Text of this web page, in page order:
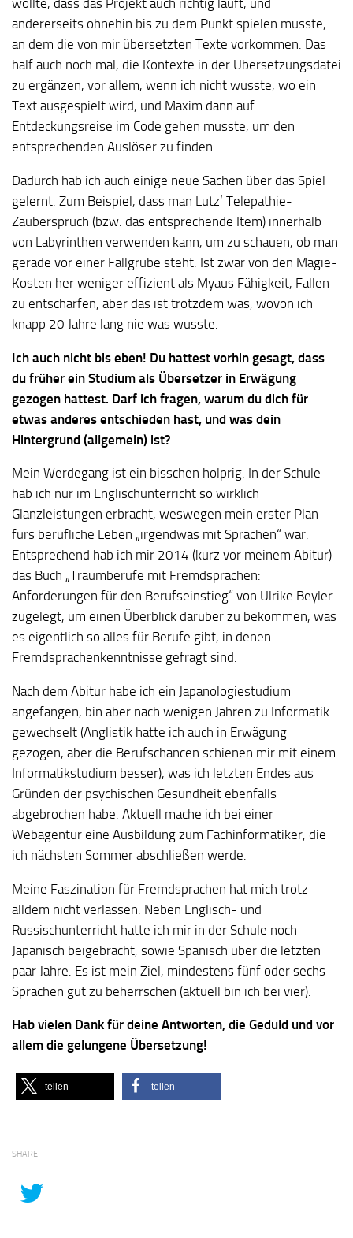
wollte, dass das Projekt auch richtig läuft, und
andererseits ohnehin bis zu dem Punkt spielen musste,
an dem die von mir übersetzten Texte vorkommen. Das
half auch noch mal, die Kontexte in der Übersetzungsdatei
zu ergänzen, vor allem, wenn ich nicht wusste, wo ein
Text ausgespielt wird, und Maxim dann auf
Entdeckungsreise im Code gehen musste, um den
entsprechenden Auslöser zu finden.
Dadurch hab ich auch einige neue Sachen über das Spiel
gelernt. Zum Beispiel, dass man Lutz‘ Telepathie-
Zauberspruch (bzw. das entsprechende Item) innerhalb
von Labyrinthen verwenden kann, um zu schauen, ob man
gerade vor einer Fallgrube steht. Ist zwar von den Magie-
Kosten her weniger effizient als Myaus Fähigkeit, Fallen
zu entschärfen, aber das ist trotzdem was, wovon ich
knapp 20 Jahre lang nie was wusste.
Ich auch nicht bis eben! Du hattest vorhin gesagt, dass
du früher ein Studium als Übersetzer in Erwägung
gezogen hattest. Darf ich fragen, warum du dich für
etwas anderes entschieden hast, und was dein
Hintergrund (allgemein) ist?
Mein Werdegang ist ein bisschen holprig. In der Schule
hab ich nur im Englischunterricht so wirklich
Glanzleistungen erbracht, weswegen mein erster Plan
fürs berufliche Leben „irgendwas mit Sprachen“ war.
Entsprechend hab ich mir 2014 (kurz vor meinem Abitur)
das Buch „Traumberufe mit Fremdsprachen:
Anforderungen für den Berufseinstieg“ von Ulrike Beyler
zugelegt, um einen Überblick darüber zu bekommen, was
es eigentlich so alles für Berufe gibt, in denen
Fremdsprachenkenntnisse gefragt sind.
Nach dem Abitur habe ich ein Japanologiestudium
angefangen, bin aber nach wenigen Jahren zu Informatik
gewechselt (Anglistik hatte ich auch in Erwägung
gezogen, aber die Berufschancen schienen mir mit einem
Informatikstudium besser), was ich letzten Endes aus
Gründen der psychischen Gesundheit ebenfalls
abgebrochen habe. Aktuell mache ich bei einer
Webagentur eine Ausbildung zum Fachinformatiker, die
ich nächsten Sommer abschließen werde.
Meine Faszination für Fremdsprachen hat mich trotz
alldem nicht verlassen. Neben Englisch- und
Russischunterricht hatte ich mir in der Schule noch
Japanisch beigebracht, sowie Spanisch über die letzten
paar Jahre. Es ist mein Ziel, mindestens fünf oder sechs
Sprachen gut zu beherrschen (aktuell bin ich bei vier).
Hab vielen Dank für deine Antworten, die Geduld und vor
allem die gelungene Übersetzung!
teilen teilen
SHARE